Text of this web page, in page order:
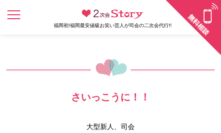
福岡初!福岡最安値級お笑い芸人が司会の二次会代行!!
さいっこうに！！
大型新人、司会